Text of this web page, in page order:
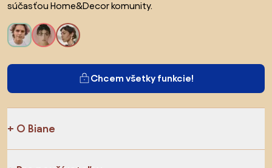
súčasťou Home&Decor komunity.
Chcem všetky funkcie!
O Biane